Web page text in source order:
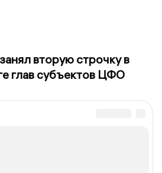
вторую строчку в
глав субъектов ЦФО